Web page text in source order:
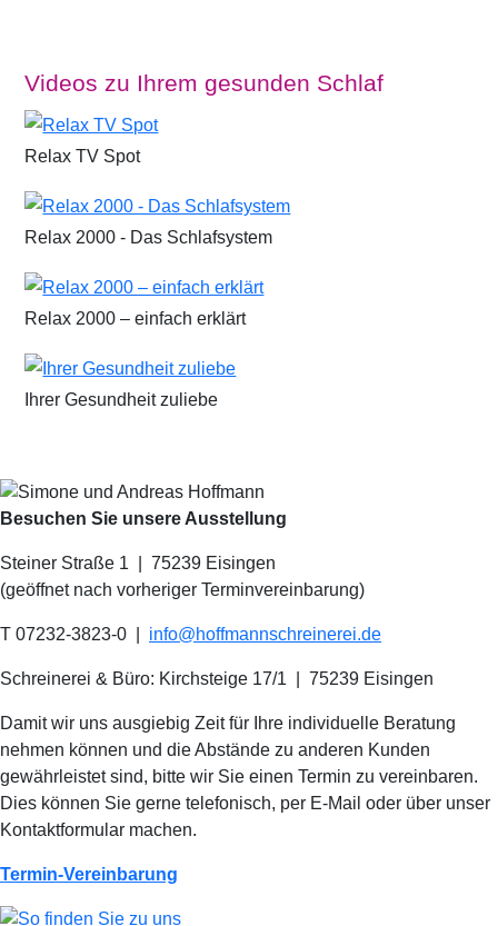
Videos zu Ihrem gesunden Schlaf
Relax TV Spot
Relax 2000 - Das Schlafsystem
Relax 2000 – einfach erklärt
Ihrer Gesundheit zuliebe
Besuchen Sie unsere Ausstellung
Steiner Straße 1 | 75239 Eisingen
(geöffnet nach vorheriger Terminvereinbarung)
T 07232-3823-0 info@hoffmannschreinerei.de
Schreinerei & Büro: Kirchsteige 17/1 75239 Eisingen
Damit wir uns ausgiebig Zeit für Ihre individuelle Beratung
nehmen können und die Abstände zu anderen Kunden
gewährleistet sind, bitte wir Sie einen Termin zu vereinbaren.
Dies können Sie gerne telefonisch, per E-Mail oder über unser
Kontaktformular machen.
Termin-Vereinbarung